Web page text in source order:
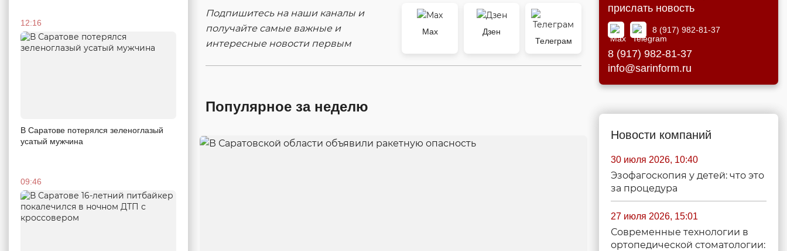
12:16
В Саратове потерялся зеленоглазый
усатый мужчина
09:46
Подпишитесь на наши каналы и
получайте самые важные и
интересные новости первым
Max
Дзен
Телеграм
Популярное за неделю
прислать новость
8 (917) 982-81-37
8 (917) 982-81-37
info@sarinform.ru
Новости компаний
30 июля 2026, 10:40
Эзофагоскопия у детей: что это
за процедура
27 июля 2026, 15:01
Современные технологии в
ортопедической стоматологии: